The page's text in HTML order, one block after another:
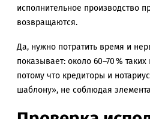
исполнительное производство
возвращаются.
Да, нужно потратить время и
показывает: около 60–70 %
потому что кредиторы и
шаблону», не соблюдая